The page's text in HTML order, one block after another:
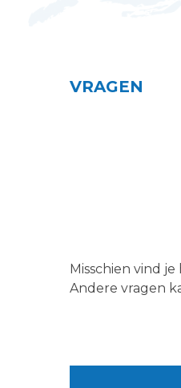
VRAGEN
Misschien vind
Andere vragen